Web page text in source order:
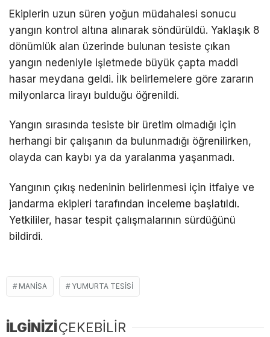
Ekiplerin uzun süren yoğun müdahalesi sonucu
yangın kontrol altına alınarak söndürüldü. Yaklaşık 8
dönümlük alan üzerinde bulunan tesiste çıkan
yangın nedeniyle işletmede büyük çapta maddi
hasar meydana geldi. İlk belirlemelere göre zararın
milyonlarca lirayı bulduğu öğrenildi.
Yangın sırasında tesiste bir üretim olmadığı için
herhangi bir çalışanın da bulunmadığı öğrenilirken,
olayda can kaybı ya da yaralanma yaşanmadı.
Yangının çıkış nedeninin belirlenmesi için itfaiye ve
jandarma ekipleri tarafından inceleme başlatıldı.
Yetkililer, hasar tespit çalışmalarının sürdüğünü
bildirdi.
MANISA YUMURTA TESISI
İLGİNİZİÇEKEBİLİR